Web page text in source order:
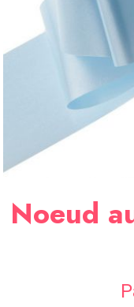
SOIRÉE
OCCASIONS
SPÉCIALES
CONTACT
Noeud